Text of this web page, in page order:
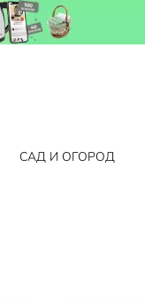
САД И ОГОРОД